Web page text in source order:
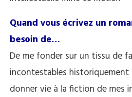
Quand vous écrivez un
besoin de…
De me fonder sur un tissu de
incontestables historiquement
donner vie à la fiction de mes